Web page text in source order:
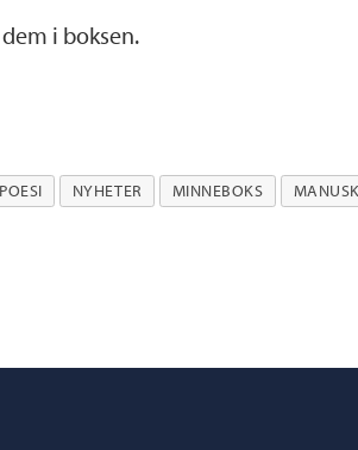
i boksen.
POESI NYHETER MINNEBOKS